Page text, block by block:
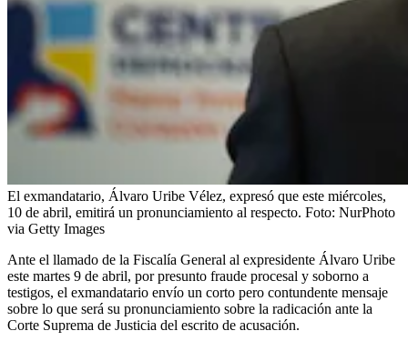
El exmandatario, Álvaro Uribe Vélez, expresó que este miércoles,
10 de abril, emitirá un pronunciamiento al respecto. Foto: NurPhoto
via Getty Images
Ante el llamado de la Fiscalía General al expresidente Álvaro Uribe
este martes 9 de abril, por presunto fraude procesal y soborno a
testigos, el exmandatario envío un corto pero contundente mensaje
sobre lo que será su pronunciamiento sobre la radicación ante la
Corte Suprema de Justicia del escrito de acusación.